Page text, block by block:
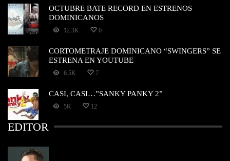
OCTUBRE BATE RECORD EN ESTRENOS
DOMINICANOS
12.3K 0
CORTOMETRAJE DOMINICANO “SWINGERS” SE
ESTRENA EN YOUTUBE
6.5K 7
CASI, CASI…”SANKY PANKY 2”
5K 12
EDITOR